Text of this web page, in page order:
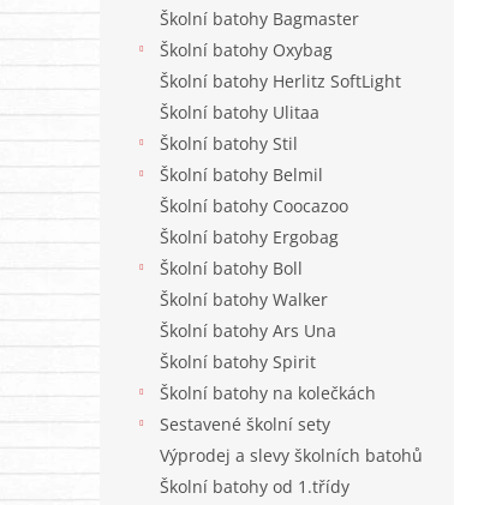
Školní batohy Bagmaster
Školní batohy Oxybag
Školní batohy Herlitz SoftLight
Školní batohy Ulitaa
Školní batohy Stil
Školní batohy Belmil
Školní batohy Coocazoo
Školní batohy Ergobag
Školní batohy Boll
Školní batohy Walker
Školní batohy Ars Una
Školní batohy Spirit
Školní batohy na kolečkách
Sestavené školní sety
Výprodej a slevy školních batohů
Školní batohy od 1.třídy